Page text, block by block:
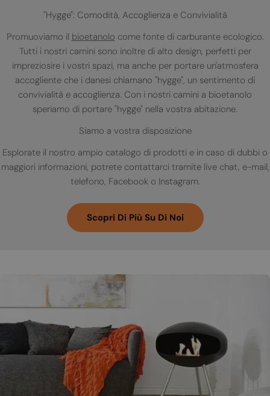
"Hygge": Comodità, Accoglienza e Convivialità
Promuoviamo il bioetanolo come fonte di carburante ecologico.
Tutti i nostri camini sono inoltre di alto design, perfetti per
impreziosire i vostri spazi, ma anche per portare un'atmosfera
accogliente che i danesi chiamano "hygge", un sentimento di
convivialità e accoglienza. Con i nostri camini a bioetanolo
speriamo di portare "hygge" nella vostra abitazione.
Siamo a vostra disposizione
Esplorate il nostro ampio catalogo di prodotti e in caso di dubbi o
maggiori informazioni, potrete contattarci tramite live chat, e-mail,
telefono, Facebook o Instagram.
Scopri Di Più Su Di Noi